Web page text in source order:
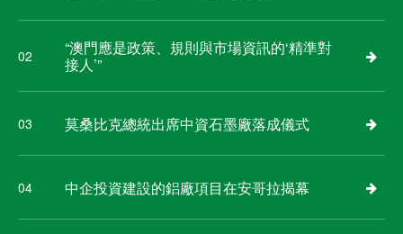
02
“澳門應是政策、規則與市場資訊的‘精準對
接人’”
03 莫桑比克總統出席中資石墨廠落成儀式
04 中企投資建設的鋁廠項目在安哥拉揭幕